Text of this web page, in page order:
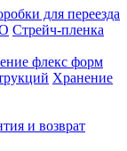
для переезда
Стрейч-пленка
флекс форм
Хранение
и возврат